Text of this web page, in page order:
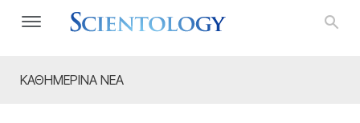
ΚΑΘΗΜΕΡΙΝΑ ΝΕΑ